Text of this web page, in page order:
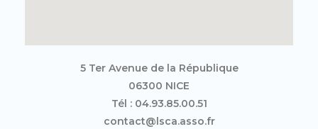
5 Ter Avenue de la République
06300 NICE
Tél : 04.93.85.00.51
contact@lsca.asso.fr